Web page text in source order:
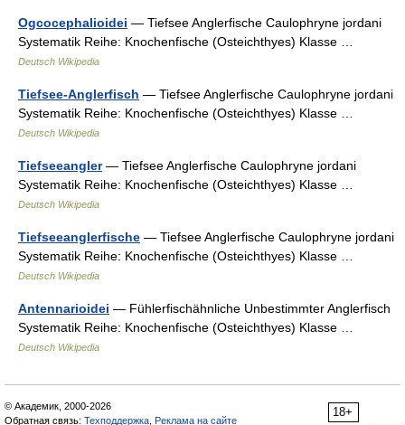
Ogcocephalioidei — Tiefsee Anglerfische Caulophryne jordani
Systematik Reihe: Knochenfische (Osteichthyes) Klasse …
Deutsch Wikipedia
Tiefsee-Anglerfisch — Tiefsee Anglerfische Caulophryne jordani
Systematik Reihe: Knochenfische (Osteichthyes) Klasse …
Deutsch Wikipedia
Tiefseeangler— Tiefsee Anglerfische Caulophryne jordani
Systematik Reihe: Knochenfische (Osteichthyes) Klasse …
Deutsch Wikipedia
Tiefseeanglerfische — Tiefsee Anglerfische Caulophryne jordani
Systematik Reihe: Knochenfische (Osteichthyes) Klasse …
Deutsch Wikipedia
Antennarioidei — Fühlerfischähnliche Unbestimmter Anglerfisch
Systematik Reihe: Knochenfische (Osteichthyes) Klasse …
Deutsch Wikipedia
18+
© Академик, 2000-2026
Обратная связь: Техподдержка Реклама на сайте